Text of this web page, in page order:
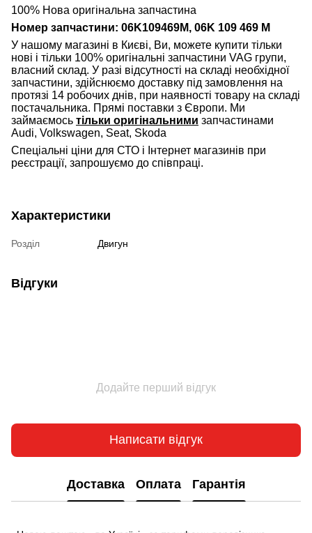
100% Нова оригінальна запчастина
Номер запчастини: 06K109469M, 06K 109 469 M
У нашому магазині в Києві, Ви, можете купити тільки
нові і тільки 100% оригінальні запчастини VAG групи,
власний склад. У разі відсутності на складі необхідної
запчастини, здійснюємо доставку під замовлення на
протязі 14 робочих днів, при наявності товару на складі
постачальника. Прямі поставки з Європи. Ми
займаємось тільки оригінальними запчастинами
Audi, Volkswagen, Seat, Skoda
Спеціальні ціни для СТО і Інтернет магазинів при
реєстрації, запрошуємо до співпраці.
Характеристики
Розділ Двигун
Відгуки
Додайте перший відгук
Написати відгук
Доставка Оплата Гарантія